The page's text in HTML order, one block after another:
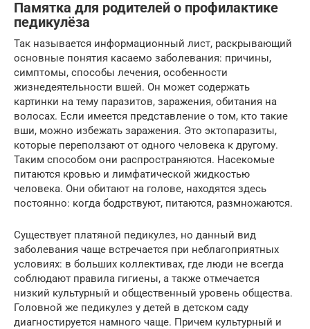
Памятка для родителей о профилактике
педикулёза
Так называется информационный лист, раскрывающий
основные понятия касаемо заболевания: причины,
симптомы, способы лечения, особенности
жизнедеятельности вшей. Он может содержать
картинки на тему паразитов, заражения, обитания на
волосах. Если имеется представление о том, кто такие
вши, можно избежать заражения. Это эктопаразиты,
которые переползают от одного человека к другому.
Таким способом они распространяются. Насекомые
питаются кровью и лимфатической жидкостью
человека. Они обитают на голове, находятся здесь
постоянно: когда бодрствуют, питаются, размножаются.
Существует платяной педикулез, но данный вид
заболевания чаще встречается при неблагоприятных
условиях: в больших коллективах, где люди не всегда
соблюдают правила гигиены, а также отмечается
низкий культурный и общественный уровень общества.
Головной же педикулез у детей в детском саду
диагностируется намного чаще. Причем культурный и